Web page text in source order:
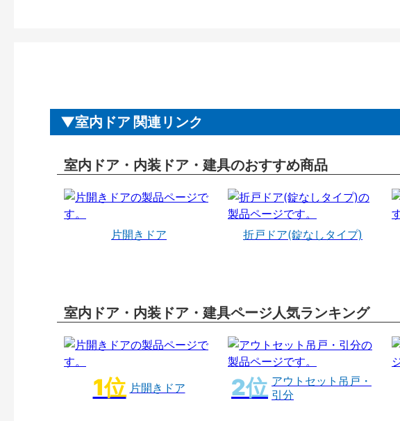
室内ドア 関連リンク
室内ドア・内装ドア・建具のおすすめ商品
片開きドア 折戸ドア(錠なしタイプ)
室内ドア・内装ドア・建具ページ人気ランキング
片開きドア
アウトセット吊戸・
引分